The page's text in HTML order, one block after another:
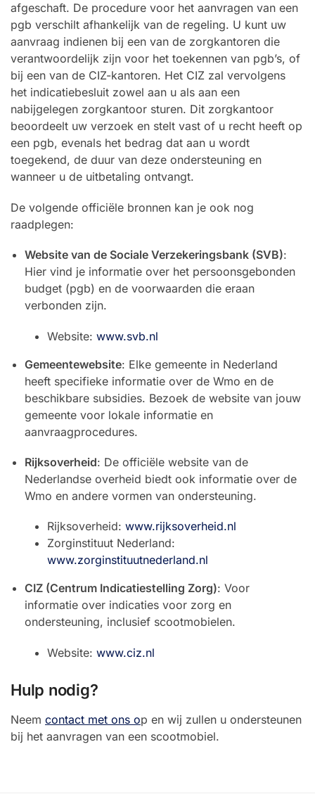
afgeschaft. De procedure voor het aanvragen van een
pgb verschilt afhankelijk van de regeling. U kunt uw
aanvraag indienen bij een van de zorgkantoren die
verantwoordelijk zijn voor het toekennen van pgb’s, of
bij een van de CIZ-kantoren. Het CIZ zal vervolgens
het indicatiebesluit zowel aan u als aan een
nabijgelegen zorgkantoor sturen. Dit zorgkantoor
beoordeelt uw verzoek en stelt vast of u recht heeft op
een pgb, evenals het bedrag dat aan u wordt
toegekend, de duur van deze ondersteuning en
wanneer u de uitbetaling ontvangt.
De volgende officiële bronnen kan je ook nog
raadplegen:
Website van de Sociale Verzekeringsbank (SVB):
Hier vind je informatie over het persoonsgebonden
budget (pgb) en de voorwaarden die eraan
verbonden zijn.
Website: www.svb.nl
Gemeentewebsite: Elke gemeente in Nederland
heeft specifieke informatie over de Wmo en de
beschikbare subsidies. Bezoek de website van jouw
gemeente voor lokale informatie en
aanvraagprocedures.
Rijksoverheid: De officiële website van de
Nederlandse overheid biedt ook informatie over de
Wmo en andere vormen van ondersteuning.
Rijksoverheid: www.rijksoverheid.nl
Zorginstituut Nederland:
www.zorginstituutnederland.nl
CIZ (Centrum Indicatiestelling Zorg): Voor
informatie over indicaties voor zorg en
ondersteuning, inclusief scootmobielen.
Website: www.ciz.nl
Hulp nodig?
Neem contact met ons op en wij zullen u ondersteunen
bij het aanvragen van een scootmobiel.